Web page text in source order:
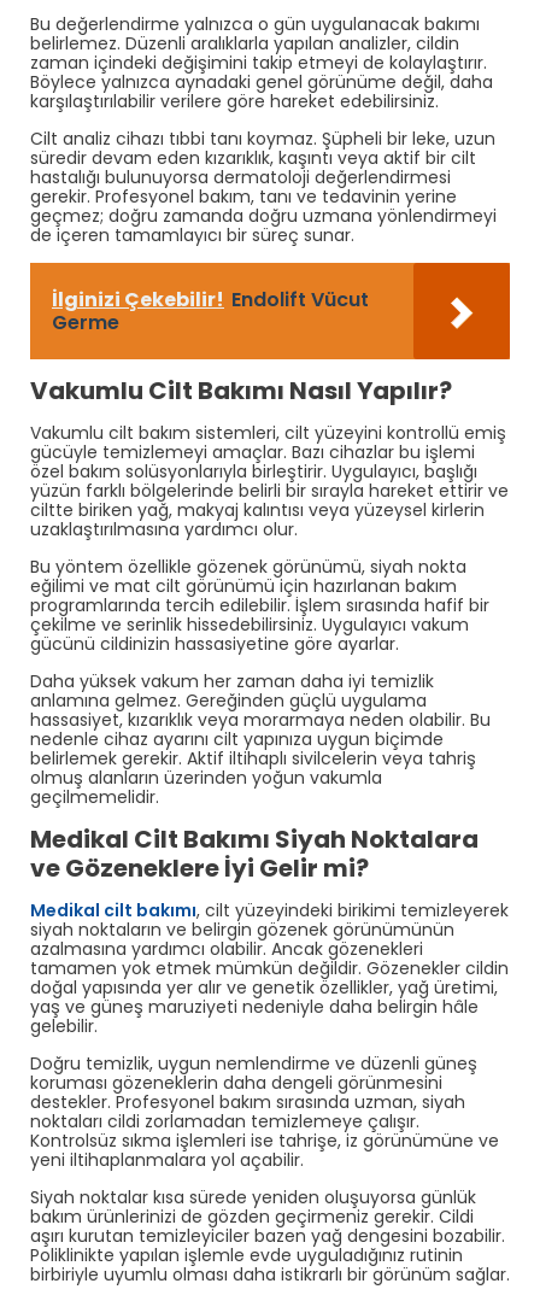
Bu değerlendirme yalnızca o gün uygulanacak bakımı
belirlemez. Düzenli aralıklarla yapılan analizler, cildin
zaman içindeki değişimini takip etmeyi de kolaylaştırır.
Böylece yalnızca aynadaki genel görünüme değil, daha
karşılaştırılabilir verilere göre hareket edebilirsiniz.
Cilt analiz cihazı tıbbi tanı koymaz. Şüpheli bir leke, uzun
süredir devam eden kızarıklık, kaşıntı veya aktif bir cilt
hastalığı bulunuyorsa dermatoloji değerlendirmesi
gerekir. Profesyonel bakım, tanı ve tedavinin yerine
geçmez; doğru zamanda doğru uzmana yönlendirmeyi
de içeren tamamlayıcı bir süreç sunar.
İlginizi Çekebilir! Endolift Vücut
Germe
Vakumlu Cilt Bakımı Nasıl Yapılır?
Vakumlu cilt bakım sistemleri, cilt yüzeyini kontrollü emiş
gücüyle temizlemeyi amaçlar. Bazı cihazlar bu işlemi
özel bakım solüsyonlarıyla birleştirir. Uygulayıcı, başlığı
yüzün farklı bölgelerinde belirli bir sırayla hareket ettirir ve
ciltte biriken yağ, makyaj kalıntısı veya yüzeysel kirlerin
uzaklaştırılmasına yardımcı olur.
Bu yöntem özellikle gözenek görünümü, siyah nokta
eğilimi ve mat cilt görünümü için hazırlanan bakım
programlarında tercih edilebilir. İşlem sırasında hafif bir
çekilme ve serinlik hissedebilirsiniz. Uygulayıcı vakum
gücünü cildinizin hassasiyetine göre ayarlar.
Daha yüksek vakum her zaman daha iyi temizlik
anlamına gelmez. Gereğinden güçlü uygulama
hassasiyet, kızarıklık veya morarmaya neden olabilir. Bu
nedenle cihaz ayarını cilt yapınıza uygun biçimde
belirlemek gerekir. Aktif iltihaplı sivilcelerin veya tahriş
olmuş alanların üzerinden yoğun vakumla
geçilmemelidir.
Medikal Cilt Bakımı Siyah Noktalara
ve Gözeneklere İyi Gelir mi?
Medikal cilt bakımı, cilt yüzeyindeki birikimi temizleyerek
siyah noktaların ve belirgin gözenek görünümünün
azalmasına yardımcı olabilir. Ancak gözenekleri
tamamen yok etmek mümkün değildir. Gözenekler cildin
doğal yapısında yer alır ve genetik özellikler, yağ üretimi,
yaş ve güneş maruziyeti nedeniyle daha belirgin hâle
gelebilir.
Doğru temizlik, uygun nemlendirme ve düzenli güneş
koruması gözeneklerin daha dengeli görünmesini
destekler. Profesyonel bakım sırasında uzman, siyah
noktaları cildi zorlamadan temizlemeye çalışır.
Kontrolsüz sıkma işlemleri ise tahrişe, iz görünümüne ve
yeni iltihaplanmalara yol açabilir.
Siyah noktalar kısa sürede yeniden oluşuyorsa günlük
bakım ürünlerinizi de gözden geçirmeniz gerekir. Cildi
aşırı kurutan temizleyiciler bazen yağ dengesini bozabilir.
Poliklinikte yapılan işlemle evde uyguladığınız rutinin
birbiriyle uyumlu olması daha istikrarlı bir görünüm sağlar.